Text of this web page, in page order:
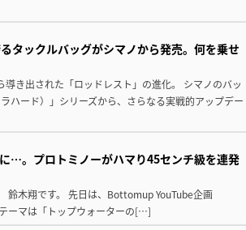
タックルバッグがシマノから発売。何を乗せ
き出された「ロッドレスト」の進化。 シマノのバッ
ハード）」シリーズから、さらなる実戦的アップデー
…。プロトミノーがハマり45センチ級を連発
木翔です。 先日は、Bottomup YouTube企画
ーマは「トップウォーターの[…]